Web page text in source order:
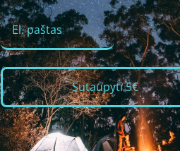
Sutaupyti 5€